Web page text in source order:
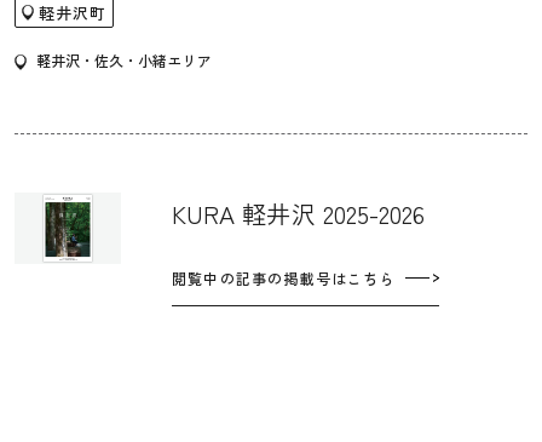
軽井沢町
軽井沢・佐久・小緒エリア
KURA 軽井沢 2025-2026
閲覧中の記事の掲載号はこちら